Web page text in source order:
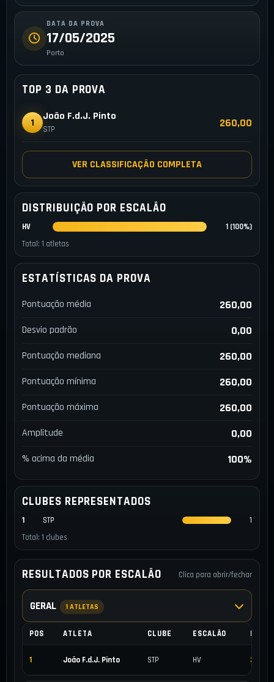
DATA DA PROVA
17/05/2025
Porto
TOP 3 DA PROVA
1 João F.d.J. Pinto
STP 260,00
VER CLASSIFICAÇÃO COMPLETA
DISTRIBUIÇÃO POR ESCALÃO
HV
1 (100%)
Total: 1 atletas
ESTATÍSTICAS DA PROVA
Pontuação média 260,00
Desvio padrão 0,00
Pontuação mediana 260,00
Pontuação mínima 260,00
Pontuação máxima 260,00
Amplitude 0,00
% acima da média 100%
CLUBES REPRESENTADOS
1 STP
1
Total: 1 clubes
RESULTADOS POR ESCALÃO Clica para abrir/fechar
GERAL 1 ATLETAS
POS ATLETA CLUBE ESCALÃO
1 João F.d.J. Pinto STP HV 260,00